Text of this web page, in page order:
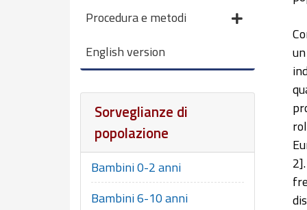
Procedura e metodi
English version
Sorveglianze di
popolazione
Bambini 0-2 anni
Bambini 6-10 anni